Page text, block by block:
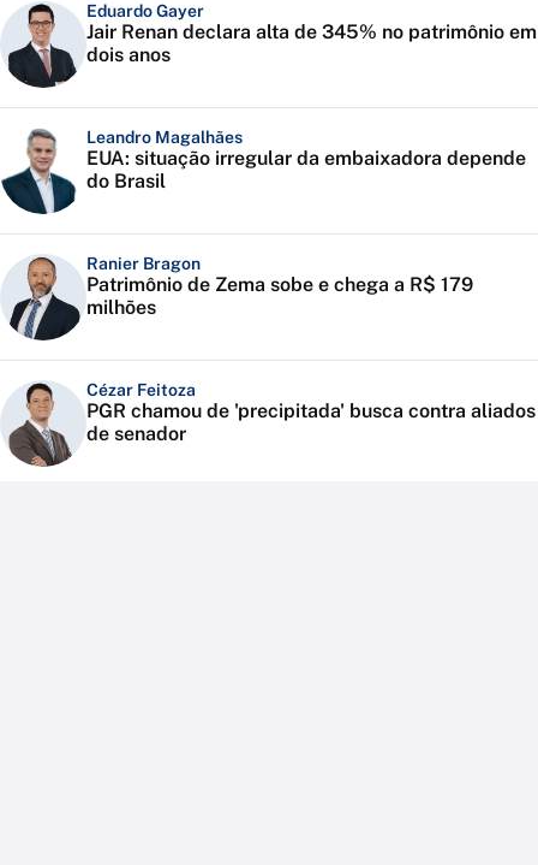
Eduardo Gayer
Jair Renan declara alta de 345% no patrimônio em
dois anos
Leandro Magalhães
EUA: situação irregular da embaixadora depende
do Brasil
Ranier Bragon
Patrimônio de Zema sobe e chega a R$ 179
milhões
Cézar Feitoza
PGR chamou de 'precipitada' busca contra aliados
de senador